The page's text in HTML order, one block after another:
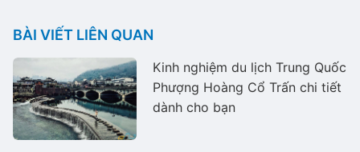
BÀI VIẾT LIÊN QUAN
Kinh nghiệm du lịch Trung Quốc
Phượng Hoàng Cổ Trấn chi tiết
dành cho bạn